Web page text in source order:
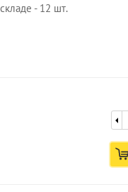
- 12 шт.